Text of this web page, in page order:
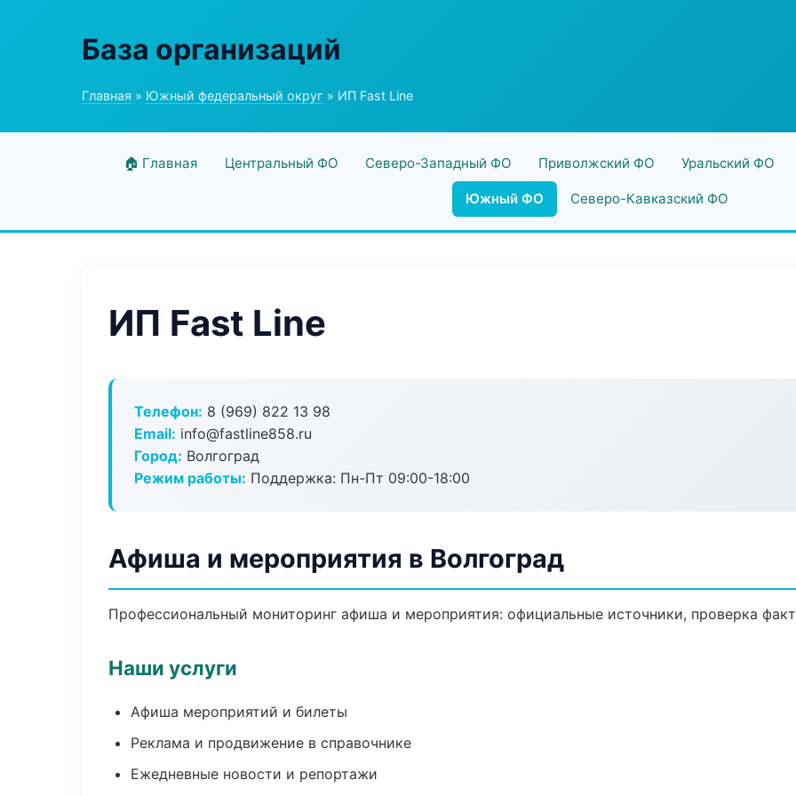
База организаций
Главная » Южный федеральный округ » ИП Fast Line
🏠 Главная Центральный ФО Северо-Западный ФО Приволжский ФО Уральский ФО
Южный ФО Северо-Кавказский ФО
ИП Fast Line
Телефон: 8 (969) 822 13 98
Email: info@fastline858.ru
Город: Волгоград
Режим работы: Поддержка: Пн-Пт 09:00-18:00
Афиша и мероприятия в Волгоград
Профессиональный мониторинг афиша и мероприятия: официальные источники, проверка
Наши услуги
Афиша мероприятий и билеты
Реклама и продвижение в справочнике
Ежедневные новости и репортажи